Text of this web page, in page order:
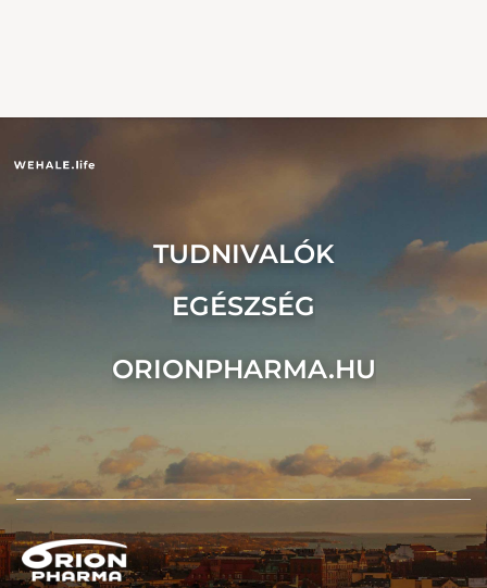
TUDNIVALÓK
EGÉSZSÉG
ORIONPHARMA.HU